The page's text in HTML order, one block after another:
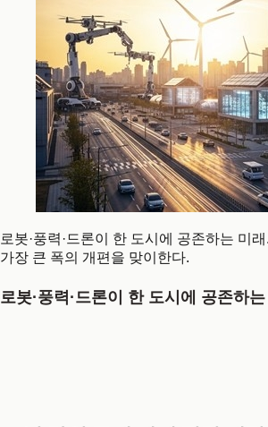
로봇·풍력·드론이 한 도시에 공존하는 미
가장 큰 폭의 개편을 맞이한다.
로봇·풍력·드론이 한 도시에 공존하